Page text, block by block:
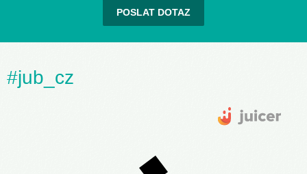
POSLAT DOTAZ
#jub_cz